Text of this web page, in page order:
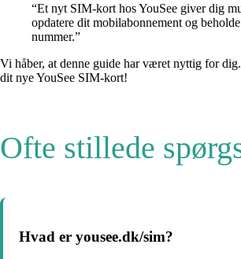
“Et nyt SIM-kort hos YouSee giver dig
opdatere dit mobilabonnement og
nummer.”
Vi håber, at denne guide har været nyttig for
dit nye YouSee SIM-kort!
Ofte stillede
Hvad er yousee.dk/sim?